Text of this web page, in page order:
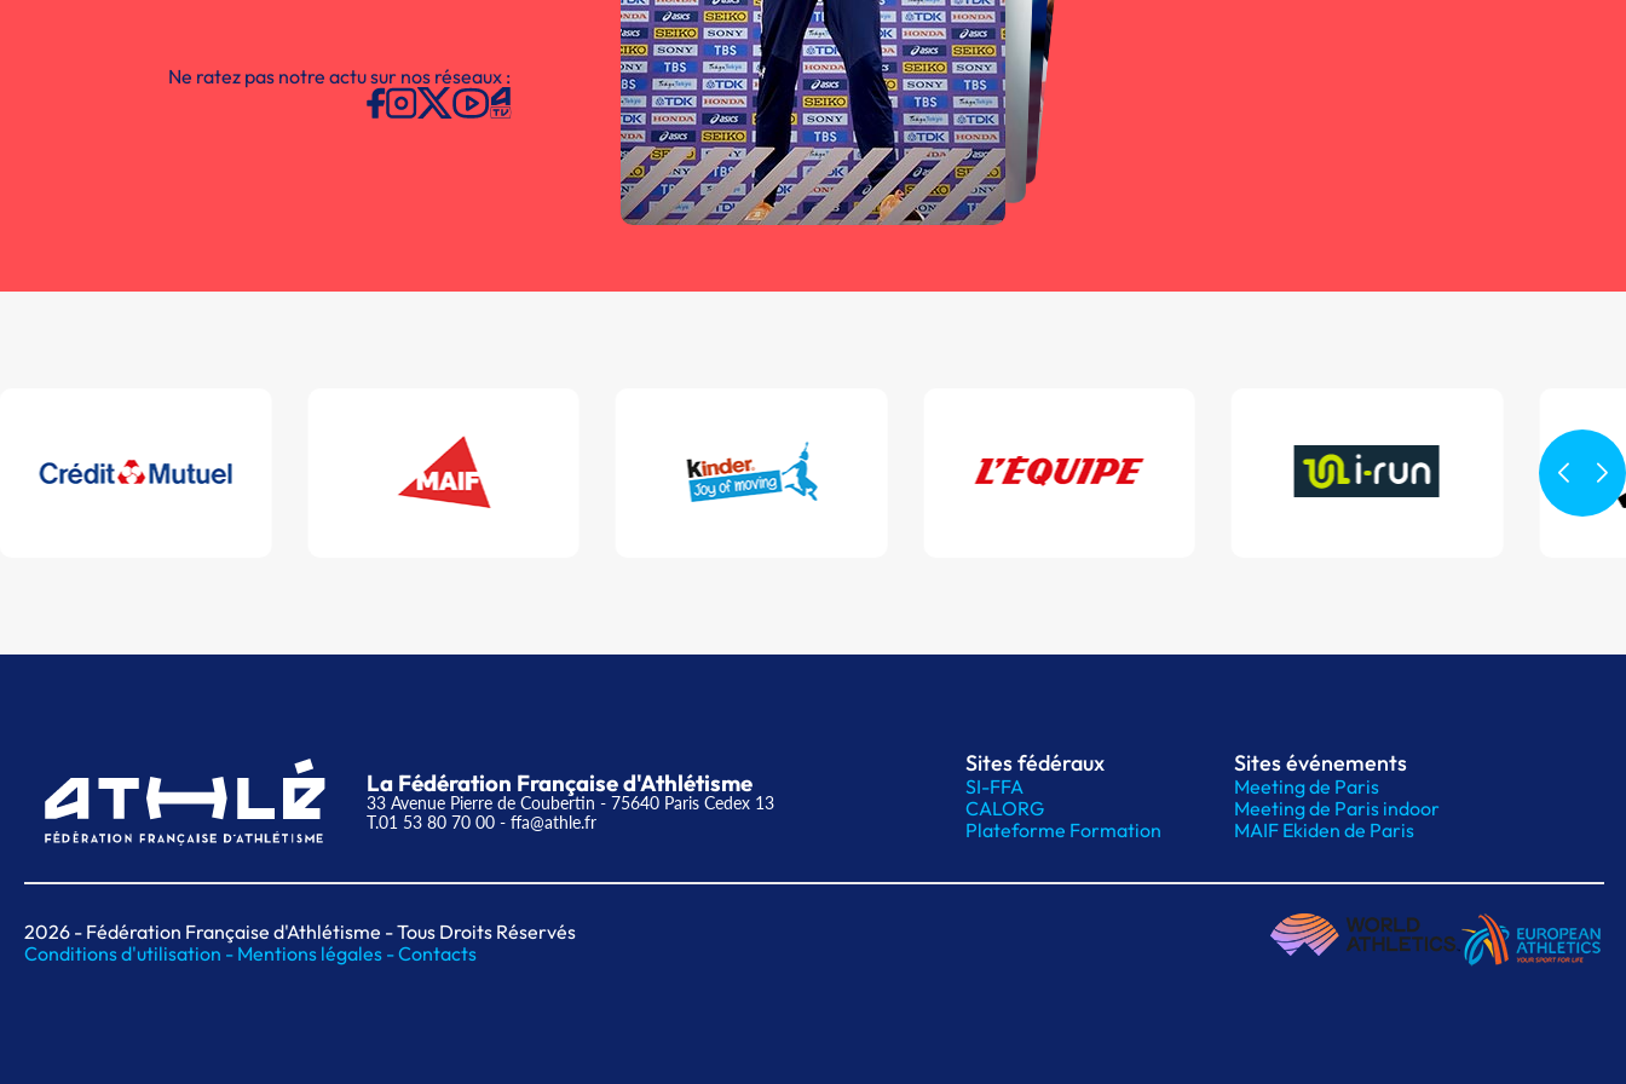
Ne ratez pas notre actu sur nos réseaux :
La Fédération Française d'Athlétisme
33 Avenue Pierre de Coubertin - 75640 Paris Cedex 13
T.01 53 80 70 00 - ffa@athle.fr
Sites fédéraux
SI-FFA
CALORG
Plateforme Formation
Sites événements
Meeting de Paris
Meeting de Paris indoor
MAIF Ekiden de Paris
2026 - Fédération Française d'Athlétisme - Tous Droits Réservés
Conditions d'utilisation - Mentions légales -Contacts